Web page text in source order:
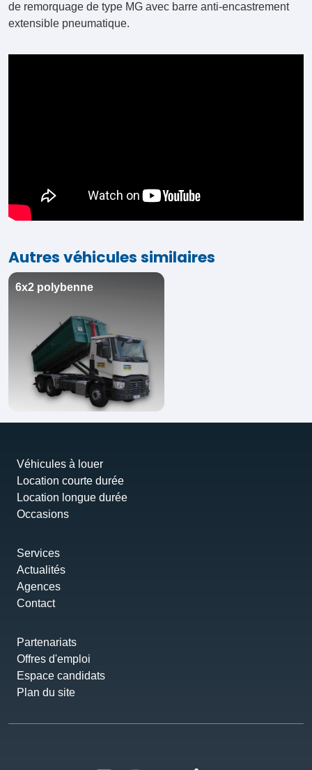
de remorquage de type MG avec barre anti-encastrement
extensible pneumatique.
Autres véhicules similaires
6x2 polybenne
Véhicules à louer
Location courte durée
Location longue durée
Occasions
Services
Actualités
Agences
Contact
Partenariats
Offres d'emploi
Espace candidats
Plan du site